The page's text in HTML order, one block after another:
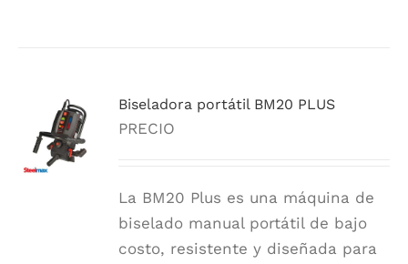
Biseladora portátil BM20 PLUS
PRECIO
La BM20 Plus es una máquina de
biselado manual portátil de bajo
costo, resistente y diseñada para